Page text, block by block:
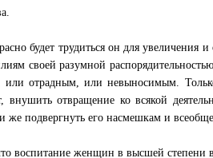
будет трудиться он для увеличения и
своей разумной
или отрадным, или невыносимым.
внушить отвращение ко всякой
подвергнуть его насмешкам и
воспитание женщин в высшей степени